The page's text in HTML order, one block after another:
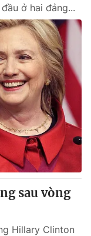
ở hai đảng...
sau vòng
Hillary Clinton